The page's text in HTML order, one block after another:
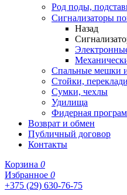
Род поды,
Сигнализаторы
Назад
Спальные мешки
Стойки,
Сумки, чехлы
Удилища
Фидерная
Возврат и обмен
Публичный договор
Контакты
Корзина 0
Избранное 0
+375 (29) 630-76-75